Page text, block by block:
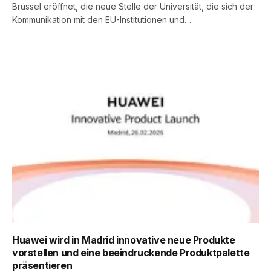
Brüssel eröffnet, die neue Stelle der Universität, die sich der
Kommunikation mit den EU-Institutionen und…
Huawei wird in Madrid innovative neue Produkte
vorstellen und eine beeindruckende Produktpalette
präsentieren